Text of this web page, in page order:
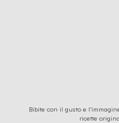
Bibite con il gusto e
ricette